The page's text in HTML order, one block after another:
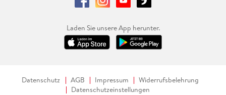
Laden Sie unsere App herunter.
Datenschutz AGB Impressum
Widerrufsbelehrung
Datenschutzeinstellungen